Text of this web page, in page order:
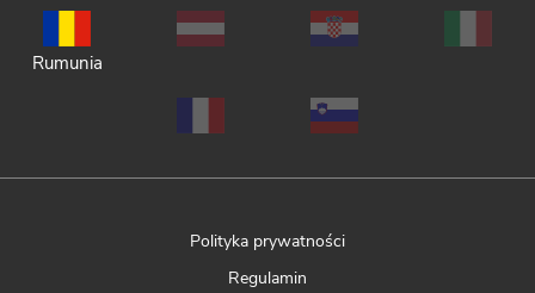
Rumunia
Polityka prywatności
Regulamin